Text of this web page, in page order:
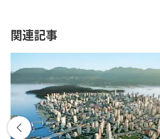
関連記事